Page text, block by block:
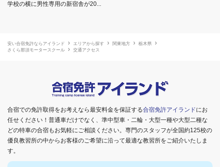
学校の横に男性専用の新宿舎が20...
安い合宿免許ならアイランド エリアから探す 関東地方
栃木県
さくら那須モータースクール
交通アクセス
合宿での免許取得をお考えなら最安料金を保証する合宿免許アイランドにお
任せください！普通車だけでなく、準中型車・二輪・大型一種や大型二種な
どの特車の合宿もお気軽にご相談ください。専門のスタッフが全国約125校の
優良教習所の中からお客様のご希望に沿って最適な教習所をご紹介いたしま
す。